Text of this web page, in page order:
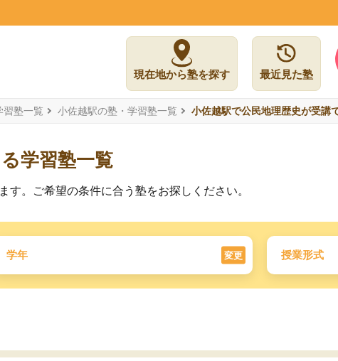
現在地から塾を探す 最近見た塾
習塾一覧 小佐越駅の塾・学習塾一覧 小佐越駅で公民地理歴史が受講
学習塾一覧
。ご希望の条件に合う塾をお探しください。
学年 変更 授業形式